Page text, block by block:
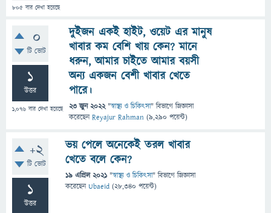
805 বার দেখা হয়েছে
0
টি ভোট
1
উত্তর
1,076 বার দেখা হয়েছে
দুইজন একই হাইট, ওয়েট এর মানুষ
খাবার কম বেশি খায় কেন? মানে
ধরুন, আমার চাইতে আমার বয়সী
অন্য একজন বেশী খাবার খেতে
পারে।
23 জুন 2022 "স্বাস্থ্য ও চিকিৎসা" বিভাগে জিজ্ঞাসা
করেছেনReyajur Rahman (9,290 পয়েন্ট)
+2
টি ভোট
1
উত্তর
ভয় পেলে অনেকেই তরল খাবার
খেতে বলে কেন?
19 এপ্রিল 2021 "স্বাস্থ্য ও চিকিৎসা" বিভাগে জিজ্ঞাসা
করেছেনUbaeid (28,340 পয়েন্ট)